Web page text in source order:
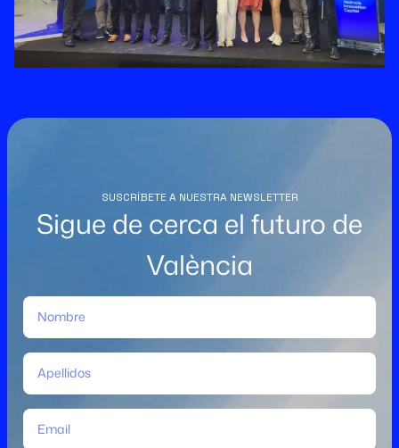
SUSCRÍBETE A NUESTRA NEWSLETTER
Sigue de cerca el futuro de
València